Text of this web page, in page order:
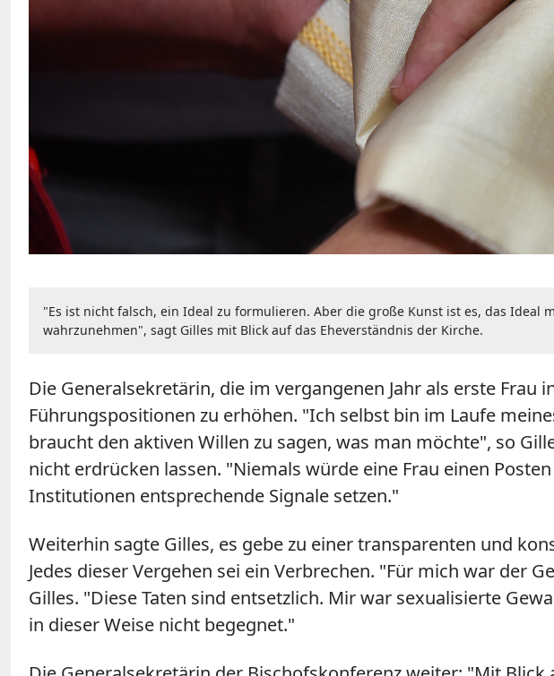
"Es ist nicht falsch, ein Ideal zu formulieren. Aber die große Kunst ist es, das
wahrzunehmen", sagt Gilles mit Blick auf das Eheverständnis der Kirche.
Die Generalsekretärin, die im vergangenen Jahr als erste
Führungspositionen zu erhöhen. "Ich selbst bin im Laufe
braucht den aktiven Willen zu sagen, was man möchte", so
nicht erdrücken lassen. "Niemals würde eine Frau einen
Institutionen entsprechende Signale setzen."
Weiterhin sagte Gilles, es gebe zu einer transparenten und
Jedes dieser Vergehen sei ein Verbrechen. "Für mich war der
Gilles. "Diese Taten sind entsetzlich. Mir war sexualisierte
in dieser Weise nicht begegnet."